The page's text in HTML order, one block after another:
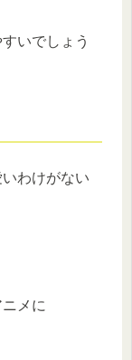
いでしょう
わけがない
メに